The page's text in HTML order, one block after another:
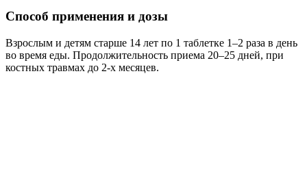
Способ применения и дозы
Взрослым и детям старше 14 лет по 1 таблетке 1–2 раза в день
во время еды. Продолжительность приема 20–25 дней, при
костных травмах до 2-х месяцев.